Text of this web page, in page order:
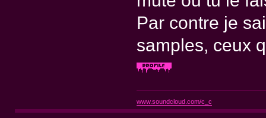
Par contre je
samples, ceux
www.soundcloud.com/c_c